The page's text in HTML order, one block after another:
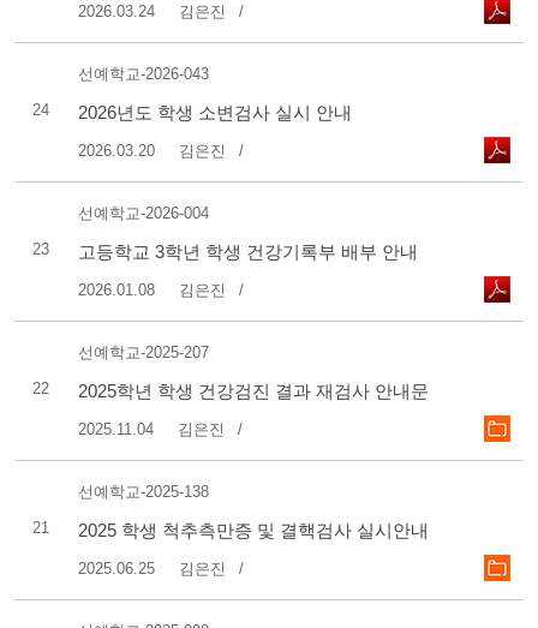
2026.03.24 김은진
24
선예학교-2026-043
2026년도 학생 소변검사 실시 안내
2026.03.20 김은진
23
선예학교-2026-004
고등학교 3학년 학생 건강기록부 배부 안내
2026.01.08 김은진
22
선예학교-2025-207
2025학년 학생 건강검진 결과 재검사 안내문
2025.11.04 김은진
21
선예학교-2025-138
2025 학생 척추측만증 및 결핵검사 실시안내
2025.06.25 김은진